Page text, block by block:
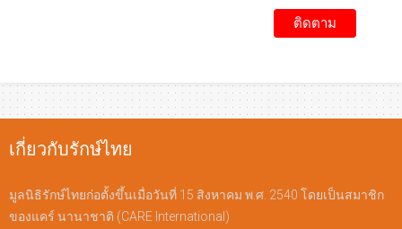
เกี่ยวกับรักษ์ไทย
มูลนิธิรักษ์ไทยก่อตั้งขึ้นเมื่อวันที่ 15 สิงหาคม พ.ศ. 2540 โดยเป็นสมาชิก
ของแคร์ นานาชาติ (CARE International)